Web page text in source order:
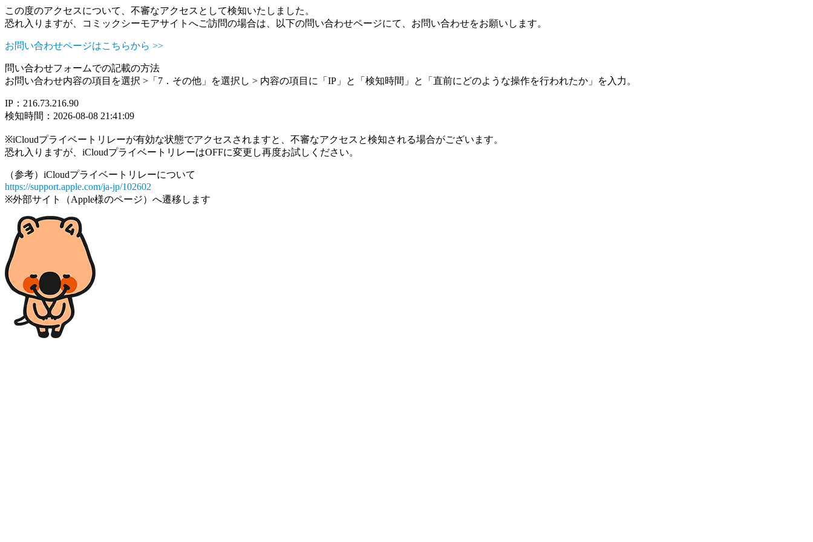
この度のアクセスについて、不審なアクセスとして検知いたしました。
恐れ入りますが、コミックシーモアサイトへご訪問の場合は、以下の問い合わせページにて、お問い合わせをお願いします。
お問い合わせページはこちらから >>
問い合わせフォームでの記載の方法
お問い合わせ内容の項目を選択 >「7．その他」を選択し > 内容の項目に「IP」と「検知時間」と「直前にどのような操作を行われたか」を入力。
IP：216.73.216.90
検知時間：2026-08-08 21:41:09
※iCloudプライベートリレーが有効な状態でアクセスされますと、不審なアクセスと検知される場合がございます。
恐れ入りますが、iCloudプライベートリレーはOFFに変更し再度お試しください。
（参考）iCloudプライベートリレーについて
https://support.apple.com/ja-jp/102602
※外部サイト（Apple様のページ）へ遷移します